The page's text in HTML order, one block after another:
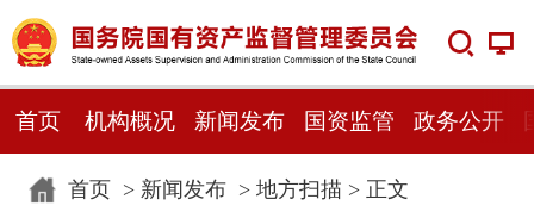
首页 机构概况 新闻发布 国资监管 政务公开
首页> 新闻发布> 地方扫描 > 正文